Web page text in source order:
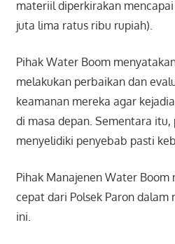
materiil diperkirakan mencapai
juta lima ratus ribu rupiah).
Pihak Water Boom
melakukan perbaikan dan
keamanan mereka agar
di masa depan. Sementara itu,
menyelidiki penyebab pasti
Pihak Manajenen Water
cepat dari Polsek Paron dalam
ini.